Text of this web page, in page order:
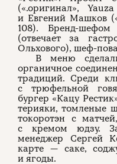
(«.оригинал»,
и Евгений Машков
108). Бренд-
(отвечает за
Ольхового), шеф-
В меню
органичное
традиций. Среди
с трюфельной
бургер «Кацу
терияки, томленые
токоротэн с
с кремом юдзу.
менеджер Сергей
карте — саке,
и ягоды.